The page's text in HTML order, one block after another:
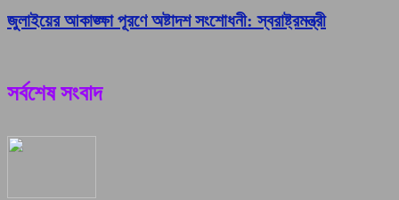
জুলাইয়ের আকাঙ্ক্ষা পূরণে অষ্টাদশ সংশোধনী: স্বরাষ্ট্রমন্ত্রী
সর্বশেষ সংবাদ